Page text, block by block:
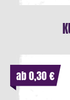
ab 0,30 €